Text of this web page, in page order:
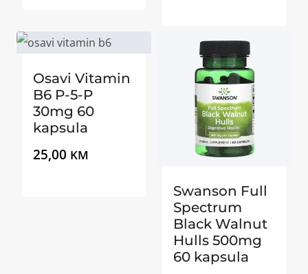
Osavi Vitamin
B6 P-5-P
30mg 60
kapsula
25,00 KM
Swanson Full
Spectrum
Black Walnut
Hulls 500mg
60 kapsula